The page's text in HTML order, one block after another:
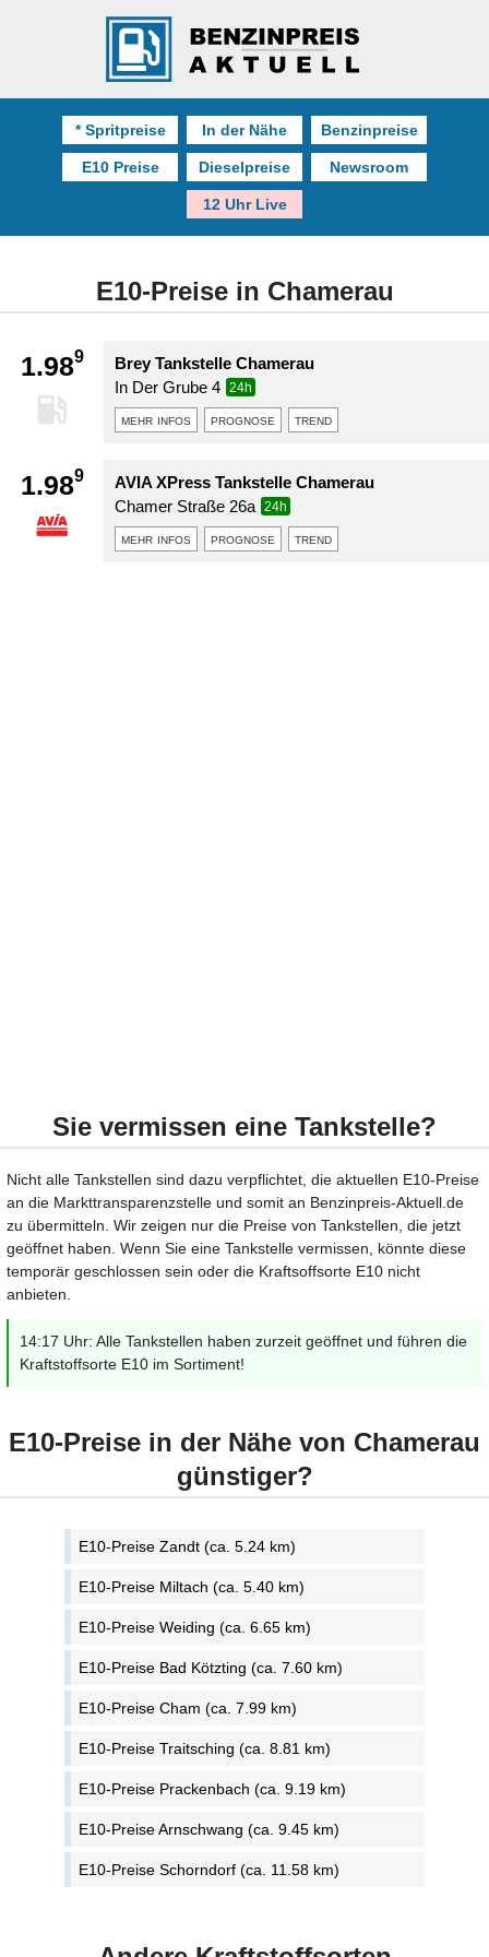
* Spritpreise In der Nähe Benzinpreise
E10 Preise Dieselpreise Newsroom
12 Uhr Live
E10-Preise in Chamerau
1.989
Brey Tankstelle Chamerau
In Der Grube 4
24h
mehr infos prognose trend
1.989
AVIA XPress Tankstelle Chamerau
Chamer Straße 26a
24h
mehr infos prognose trend
Sie vermissen eine Tankstelle?
Nicht alle Tankstellen sind dazu verpflichtet, die aktuellen E10-Preise
an die Markttransparenzstelle und somit an Benzinpreis-Aktuell.de
zu übermitteln. Wir zeigen nur die Preise von Tankstellen, die jetzt
geöffnet haben. Wenn Sie eine Tankstelle vermissen, könnte diese
temporär geschlossen sein oder die Kraftsoffsorte E10 nicht
anbieten.
14:17 Uhr: Alle Tankstellen haben zurzeit geöffnet und führen die
Kraftstoffsorte E10 im Sortiment!
E10-Preise in der Nähe von Chamerau
günstiger?
E10-Preise Zandt (ca. 5.24 km)
E10-Preise Miltach (ca. 5.40 km)
E10-Preise Weiding (ca. 6.65 km)
E10-Preise Bad Kötzting (ca. 7.60 km)
E10-Preise Cham (ca. 7.99 km)
E10-Preise Traitsching (ca. 8.81 km)
E10-Preise Prackenbach (ca. 9.19 km)
E10-Preise Arnschwang (ca. 9.45 km)
E10-Preise Schorndorf (ca. 11.58 km)